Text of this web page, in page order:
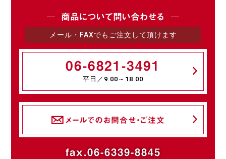
商品について問い合わせる
メール・FAXでもご注文して頂けます
06-6821-3491
平日／9:00～18:00
メールでのお問合せ・ご注文
fax.06-6339-8845